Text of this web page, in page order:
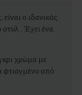
είναι ο ιδανικός
. Έχει ένα
χρώμα με
φτιαγμένο από